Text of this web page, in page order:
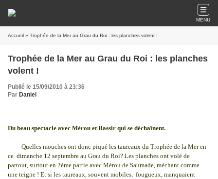
MENU
Accueil » Trophée de la Mer au Grau du Roi : les planches volent !
Trophée de la Mer au Grau du Roi : les planches
volent !
Publié le 15/09/2010 à 23:36
Par Daniel
Du beau spectacle avec Mérou et Rassir qui se déchaînent.
Quelles mouches ont donc piqué les taureaux du Trophée de la Mer en
ce dimanche 12 septembre au Grau du Roi? Les planches ont volé de
partout, surtout en 2ème partie avec Mérou de Saumade, méchant comme
une teigne ! Et si les taureaux, souvent mobiles, fougueux, manquaient